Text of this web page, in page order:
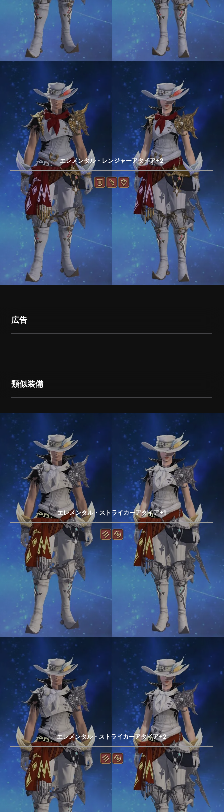
エレメンタル・レンジャーアタイア+2
広告
類似装備
エレメンタル・ストライカーアタイア+1
エレメンタル・ストライカーアタイア+2